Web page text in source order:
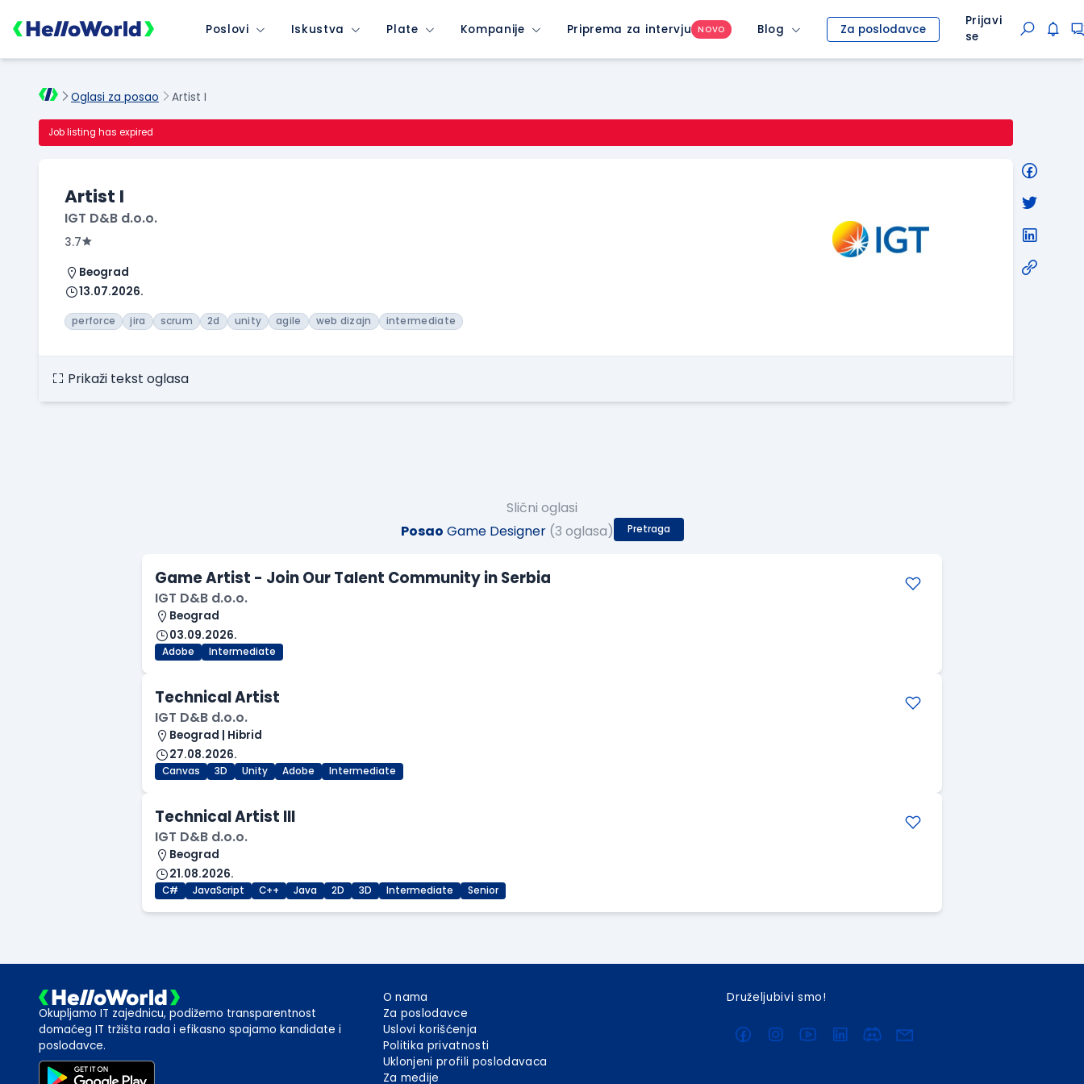
Poslovi Iskustva Plate Kompanije Priprema za intervju NOVO Blog Za poslodavce
Prijavi
se
Oglasi za posao Artist I
Job listing has expired
Artist I
IGT D&B d.o.o.
3.7
Beograd
13.07.2026.
perforce jira scrum 2d unity agile web dizajn intermediate
Prikaži tekst oglasa
Slični oglasi
Posao Game Designer (3 oglasa) Pretraga
Game Artist - Join Our Talent Community in Serbia
IGT D&B d.o.o.
Beograd
03.09.2026.
Adobe Intermediate
Technical Artist
IGT D&B d.o.o.
Beograd | Hibrid
27.08.2026.
Canvas 3D Unity Adobe Intermediate
Technical Artist III
IGT D&B d.o.o.
Beograd
21.08.2026.
C# JavaScript C++ Java 2D 3D Intermediate Senior
Okupljamo IT zajednicu, podižemo transparentnost
domaćeg IT tržišta rada i efikasno spajamo kandidate i
poslodavce.
O nama
Za poslodavce
Uslovi korišćenja
Politika privatnosti
Uklonjeni profili poslodavaca
Za medije
Druželjubivi smo!